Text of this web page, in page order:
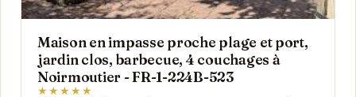
Maison en impasse proche plage et port,
jardin clos, barbecue, 4 couchages à
Noirmoutier - FR-1-224B-523
★★★★★